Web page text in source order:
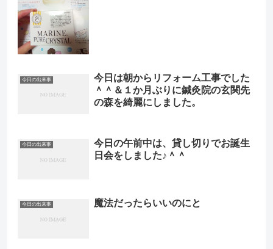
今日の出来事
今日は朝からリフォーム工事でした
＾＾＆１か月ぶりに鍼灸院の玄関先
の森を綺麗にしました。
今日の出来事
今日の午前中は、貸し切りでお誕生
日会をしました♪＾＾
今日の出来事 魔法だったらいいのにと